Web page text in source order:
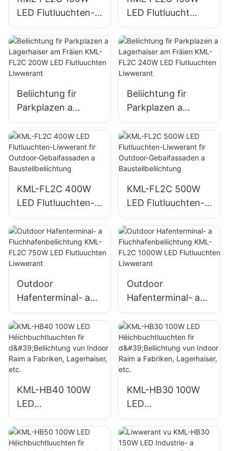
LED Flutluuchten-
Liwwerant fir
Outdoor-
Reklammtafele a
grouss
LED Flutluucht
Fournisseur fir
Outdoor Mauer- a
Beräichbeliichtung
Beliichtung fir
Parkplazen a
Lagerhaiser am
Fräien KML-FL2C
200W LED
Flutluuchten
Beliichtung fir
Parkplazen a
Lagerhaiser am
Fräien KML-FL2C
240W LED
Flutluuchten
KML-FL2C 400W
LED Flutluuchten-
Liwwerant fir
Outdoor-
Gebaifassaden a
Baustellbeliichtung
KML-FL2C 500W
LED Flutluuchten-
Liwwerant fir
Outdoor-
Gebaifassaden a
Baustellbeliichtung
Outdoor
Hafenterminal- a
Fluchhafenbeliichtu
ng KML-FL2C
750W LED
Flutluuchten
Liwwerant
Outdoor
Hafenterminal- a
Fluchhafenbeliichtu
ng KML-FL2C
1000W LED
Flutluuchten
Liwwerant
KML-HB40 100W
LED
Héichbuchtluuchte
n fir d'Beliichtung
vun Indoor Raim a
KML-HB30 100W
LED
Héichbuchtluuchte
n fir d'Beliichtung
vun Indoor Raim a